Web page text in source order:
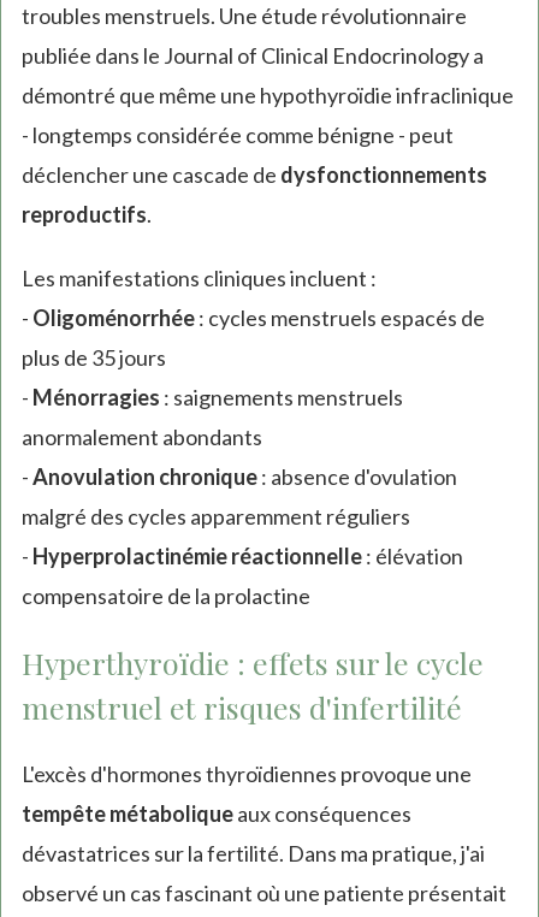
troubles menstruels. Une étude révolutionnaire
publiée dans le Journal of Clinical Endocrinology a
démontré que même une hypothyroïdie infraclinique
- longtemps considérée comme bénigne - peut
déclencher une cascade de dysfonctionnements
reproductifs.
Les manifestations cliniques incluent :
- Oligoménorrhée: cycles menstruels espacés de
plus de 35 jours
- Ménorragies : saignements menstruels
anormalement abondants
-Anovulation chronique: absence d'ovulation
malgré des cycles apparemment réguliers
- Hyperprolactinémie réactionnelle: élévation
compensatoire de la prolactine
Hyperthyroïdie : effets sur le cycle
menstruel et risques d'infertilité
L'excès d'hormones thyroïdiennes provoque une
tempête métaboliqueaux conséquences
dévastatrices sur la fertilité. Dans ma pratique, j'ai
observé un cas fascinant où une patiente présentait